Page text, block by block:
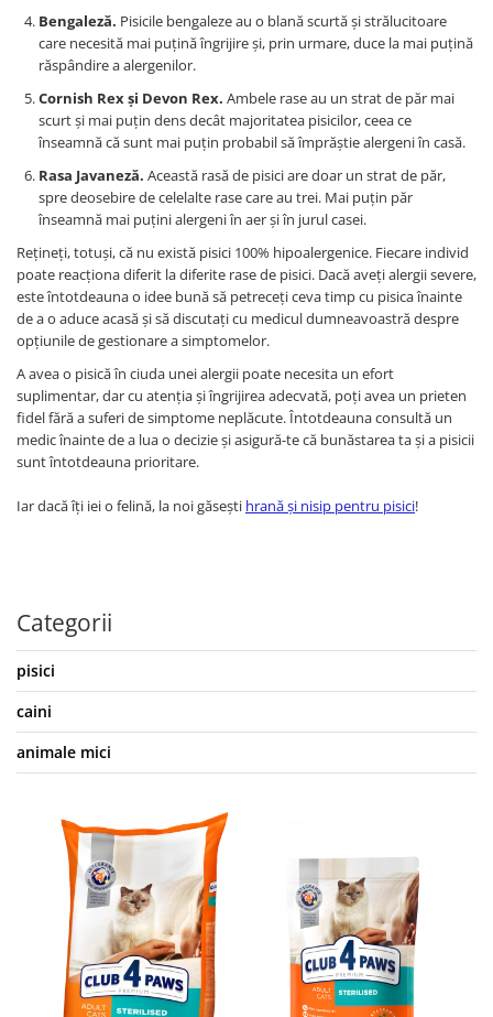
Bengaleză. Pisicile bengaleze au o blană scurtă și strălucitoare
care necesită mai puțină îngrijire și, prin urmare, duce la mai puțină
răspândire a alergenilor.
Cornish Rex și Devon Rex. Ambele rase au un strat de păr mai
scurt și mai puțin dens decât majoritatea pisicilor, ceea ce
înseamnă că sunt mai puțin probabil să împrăștie alergeni în casă.
Rasa Javaneză. Această rasă de pisici are doar un strat de păr,
spre deosebire de celelalte rase care au trei. Mai puțin păr
înseamnă mai puțini alergeni în aer și în jurul casei.
Rețineți, totuși, că nu există pisici 100% hipoalergenice. Fiecare individ
poate reacționa diferit la diferite rase de pisici. Dacă aveți alergii severe,
este întotdeauna o idee bună să petreceți ceva timp cu pisica înainte
de a o aduce acasă și să discutați cu medicul dumneavoastră despre
opțiunile de gestionare a simptomelor.
A avea o pisică în ciuda unei alergii poate necesita un efort
suplimentar, dar cu atenția și îngrijirea adecvată, poți avea un prieten
fidel fără a suferi de simptome neplăcute. Întotdeauna consultă un
medic înainte de a lua o decizie și asigură-te că bunăstarea ta și a pisicii
sunt întotdeauna prioritare.
Iar dacă îți iei o felină, la noi găsești hrană și nisip pentru pisici!
Categorii
pisici
caini
animale mici